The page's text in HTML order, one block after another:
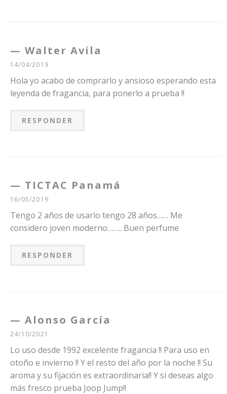
Walter Avila
14/04/2019
Hola yo acabo de comprarlo y ansioso esperando esta
leyenda de fragancia, para ponerlo a prueba !!
RESPONDER
TICTAC Panamá
16/05/2019
Tengo 2 años de usarlo tengo 28 años…… Me
considero joven moderno…….. Buen perfume
RESPONDER
Alonso García
24/10/2021
Lo uso desde 1992 excelente fragancia !! Para uso en
otoño e invierno !! Y el resto del año por la noche !! Su
aroma y su fijación es extraordinaria!! Y si deseas algo
más fresco prueba Joop Jump!!